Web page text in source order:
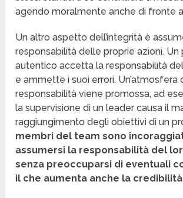
agendo moralmente anche di fronte
Un altro aspetto dell’integrità è
responsabilità delle proprie azioni.
autentico accetta la responsabilità
e ammette i suoi errori. Un’atmosfera
responsabilità viene promossa, ad
la supervisione di un leader causa il
raggiungimento degli obiettivi di un
membri del team sono
assumersi la responsabilità del
senza preoccuparsi di eventuali
il che aumenta anche la